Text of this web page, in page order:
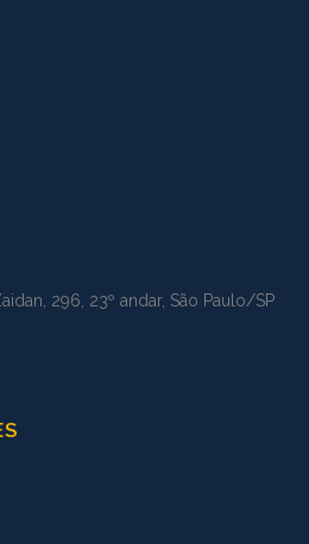
296, 23º andar, São Paulo/SP